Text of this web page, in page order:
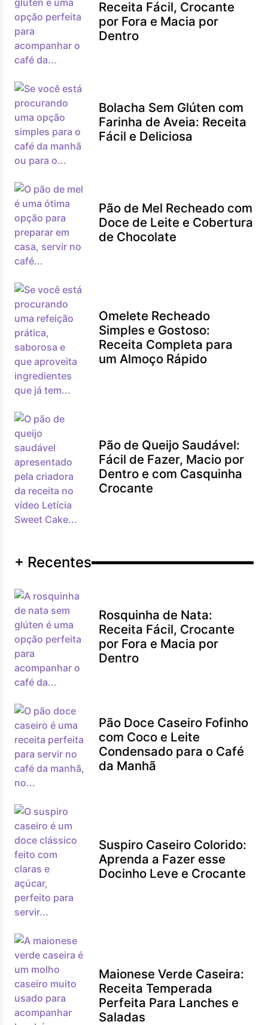
Receita Fácil, Crocante
por Fora e Macia por
Dentro
Bolacha Sem Glúten com
Farinha de Aveia: Receita
Fácil e Deliciosa
Pão de Mel Recheado com
Doce de Leite e Cobertura
de Chocolate
Omelete Recheado
Simples e Gostoso:
Receita Completa para
um Almoço Rápido
Pão de Queijo Saudável:
Fácil de Fazer, Macio por
Dentro e com Casquinha
Crocante
+ Recentes
Rosquinha de Nata:
Receita Fácil, Crocante
por Fora e Macia por
Dentro
Pão Doce Caseiro Fofinho
com Coco e Leite
Condensado para o Café
da Manhã
Suspiro Caseiro Colorido:
Aprenda a Fazer esse
Docinho Leve e Crocante
Maionese Verde Caseira:
Receita Temperada
Perfeita Para Lanches e
Saladas